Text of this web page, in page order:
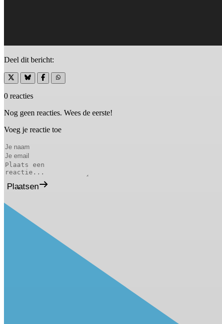
Deel dit bericht:
0 reacties
Nog geen reacties. Wees de eerste!
Voeg je reactie toe
Plaatsen